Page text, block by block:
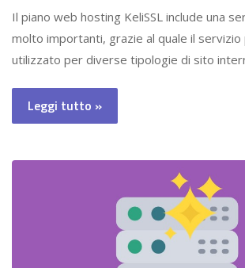
Il piano web hosting KeliSSL include una
molto importanti, grazie al quale il
utilizzato per diverse tipologie di sito
Leggi tutto »